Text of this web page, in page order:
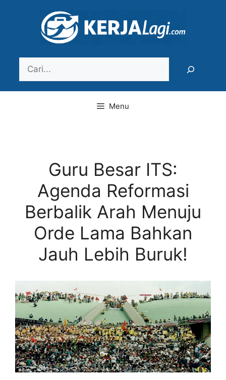
Menu
Guru Besar ITS:
Agenda Reformasi
Berbalik Arah Menuju
Orde Lama Bahkan
Jauh Lebih Buruk!